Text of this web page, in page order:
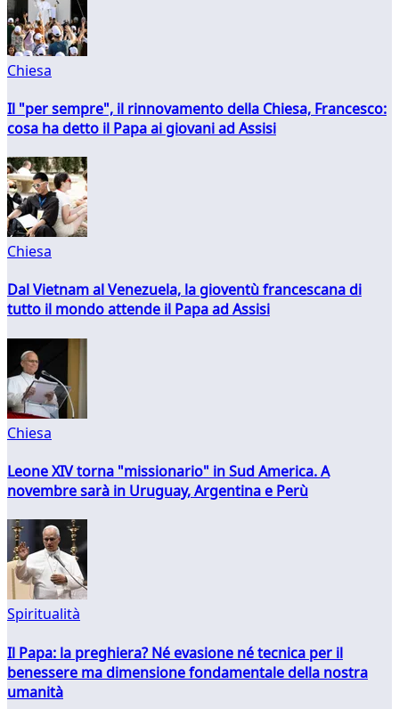
Chiesa
Il "per sempre", il rinnovamento della Chiesa, Francesco:
cosa ha detto il Papa ai giovani ad Assisi
Chiesa
Dal Vietnam al Venezuela, la gioventù francescana di
tutto il mondo attende il Papa ad Assisi
Chiesa
Leone XIV torna "missionario" in Sud America. A
novembre sarà in Uruguay, Argentina e Perù
Spiritualità
Il Papa: la preghiera? Né evasione né tecnica per il
benessere ma dimensione fondamentale della nostra
umanità